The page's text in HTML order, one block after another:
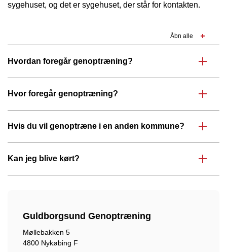
sygehuset, og det er sygehuset, der står for kontakten.
Åbn alle
Hvordan foregår genoptræning?
Hvor foregår genoptræning?
Hvis du vil genoptræne i en anden kommune?
Kan jeg blive kørt?
Guldborgsund Genoptræning
Møllebakken 5
4800 Nykøbing F